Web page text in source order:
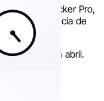
la del Tracker Pro,
la frecuencia de
operativo en abril.